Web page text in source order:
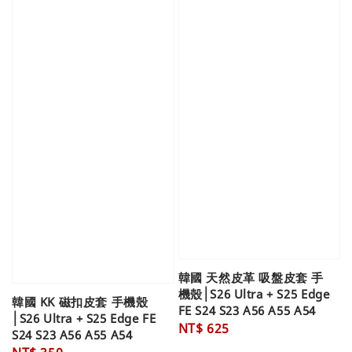
韓國 KK 磁扣皮套 手機殼
│S26 Ultra + S25 Edge FE
S24 S23 A56 A55 A54
韓國 天然皮革 吸盤皮套 手
機殼│S26 Ultra + S25 Edge
FE S24 S23 A56 A55 A54
Regular
NT$ 625